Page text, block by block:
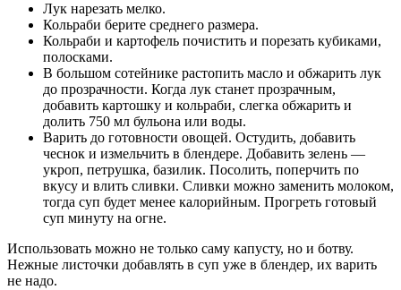
Лук нарезать мелко.
Кольраби берите среднего размера.
Кольраби и картофель почистить и порезать кубиками,
полосками.
В большом сотейнике растопить масло и обжарить лук
до прозрачности. Когда лук станет прозрачным,
добавить картошку и кольраби, слегка обжарить и
долить 750 мл бульона или воды.
Варить до готовности овощей. Остудить, добавить
чеснок и измельчить в блендере. Добавить зелень —
укроп, петрушка, базилик. Посолить, поперчить по
вкусу и влить сливки. Сливки можно заменить молоком,
тогда суп будет менее калорийным. Прогреть готовый
суп минуту на огне.
Использовать можно не только саму капусту, но и ботву.
Нежные листочки добавлять в суп уже в блендер, их варить
не надо.